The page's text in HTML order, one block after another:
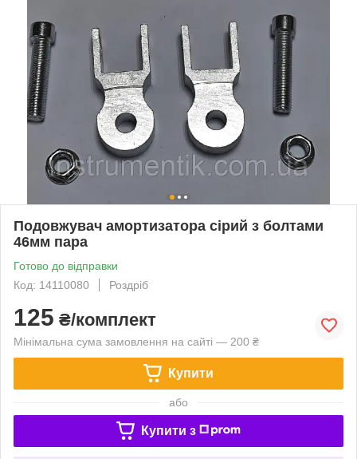
Подовжувач амортизатора сірий з болтами
46мм пара
Готово до відправки
Код: 14110080
Роздріб
125 ₴/комплект
Мінімальна сума замовлення на сайті — 200 ₴
Купити
або
Купити з